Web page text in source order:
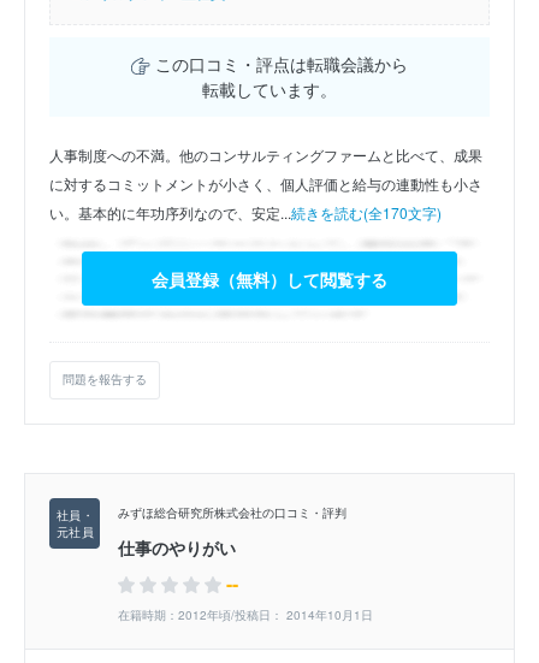
この口コミ・評点は転職会議から
転載しています。
人事制度への不満。他のコンサルティングファームと比べて、成果
に対するコミットメントが小さく、個人評価と給与の連動性も小さ
い。基本的に年功序列なので、安定...続きを読む(全170文字)
会員登録（無料）して閲覧する
問題を報告する
みずほ総合研究所株式会社の口コミ・評判
仕事のやりがい
--
在籍時期：2012年頃/投稿日： 2014年10月1日